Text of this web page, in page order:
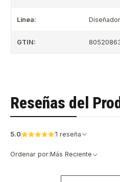
Linea: Diseñador
GTIN:
Reseñas del
5.0 1 reseña
Ordenar por:Más Reciente